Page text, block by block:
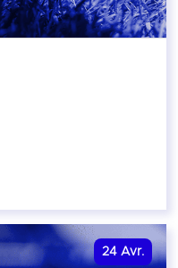
24 Avr.